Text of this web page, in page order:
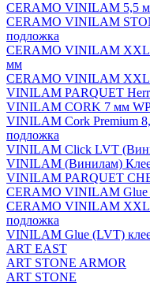
CERAMO VINILAM 5,5
CERAMO VINILAM
подложка
CERAMO VINILAM XXL
мм
CERAMO VINILAM XXL
VINILAM PARQUET
VINILAM CORK 7 мм
VINILAM Cork Premium
подложка
VINILAM Click LVT
VINILAM (Винилам)
VINILAM PARQUET
CERAMO VINILAM Glue
CERAMO VINILAM XXL
подложка
VINILAM Glue (LVT)
ART EAST
ART STONE ARMOR
ART STONE